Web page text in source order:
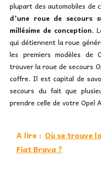
plupart des automobiles de
d’une roue de secours
millésime de conception.
qui détiennent la roue
les premiers modèles de
trouver la roue de secours
coffre. Il est capital de
secours du fait que
prendre celle de votre Opel
A lire : Où se trouve
Fiat Brava ?